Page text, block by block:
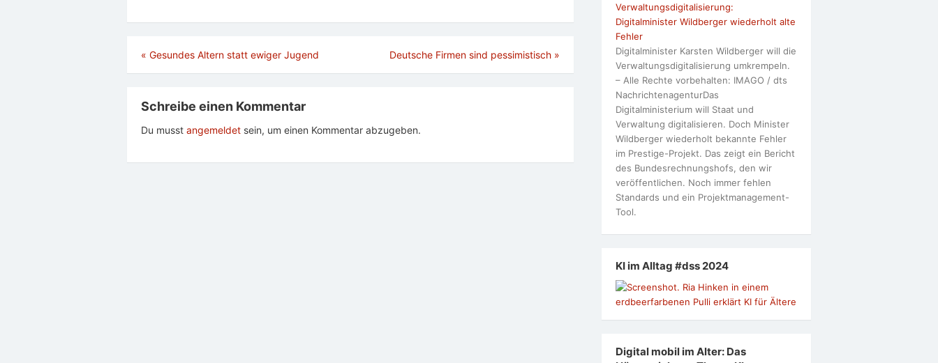
Beitragsnavigation
« Gesundes Altern statt ewiger Jugend Deutsche Firmen sind pessimistisch »
Schreibe einen Kommentar
Du musst angemeldet sein, um einen Kommentar abzugeben.
Verwaltungsdigitalisierung:
Digitalminister Wildberger wiederholt alte
Fehler
Digitalminister Karsten Wildberger will die
Verwaltungsdigitalisierung umkrempeln.
– Alle Rechte vorbehalten: IMAGO / dts
NachrichtenagenturDas
Digitalministerium will Staat und
Verwaltung digitalisieren. Doch Minister
Wildberger wiederholt bekannte Fehler
im Prestige-Projekt. Das zeigt ein Bericht
des Bundesrechnungshofs, den wir
veröffentlichen. Noch immer fehlen
Standards und ein Projektmanagement-
Tool.
KI im Alltag #dss 2024
Digital mobil im Alter: Das